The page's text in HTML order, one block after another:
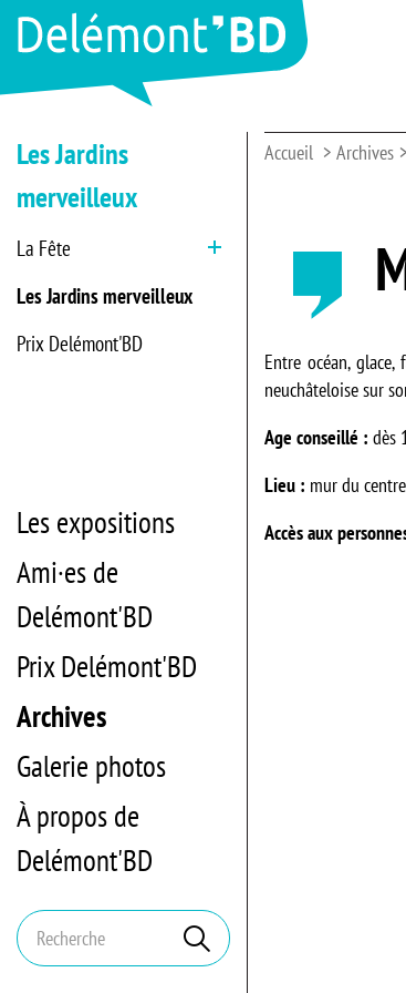
Les Jardins
merveilleux
La Fête Ouvrir
Les Jardins merveilleux
Prix Delémont'BD
Les expositions
Ami·es de
Delémont'BD
Prix Delémont'BD
Archives
Galerie photos
À propos de
Delémont'BD
Mots
clés
Rechercher
Accueil Archives
Entre océan,
neuchâteloise sur
Age conseillé : dès
Lieu : mur du
Accès aux